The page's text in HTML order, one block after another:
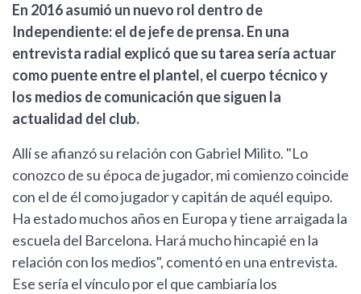
En 2016 asumió un nuevo rol dentro de
Independiente: el de jefe de prensa. En una
entrevista radial explicó que su tarea sería actuar
como puente entre el plantel, el cuerpo técnico y
los medios de comunicación que siguen la
actualidad del club.
Allí se afianzó su relación con Gabriel Milito. "Lo
conozco de su época de jugador, mi comienzo coincide
con el de él como jugador y capitán de aquél equipo.
Ha estado muchos años en Europa y tiene arraigada la
escuela del Barcelona. Hará mucho hincapié en la
relación con los medios", comentó en una entrevista.
Ese sería el vínculo por el que cambiaría los